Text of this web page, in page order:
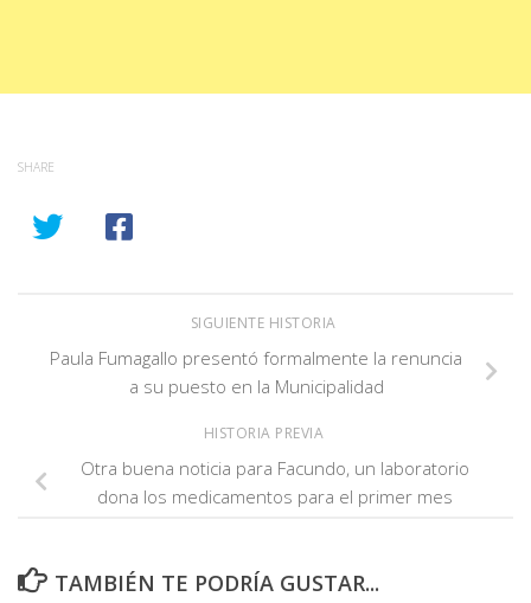
SHARE
SIGUIENTE HISTORIA
Paula Fumagallo presentó formalmente la renuncia
a su puesto en la Municipalidad
HISTORIA PREVIA
Otra buena noticia para Facundo, un laboratorio
dona los medicamentos para el primer mes
TAMBIÉN TE PODRÍA GUSTAR...